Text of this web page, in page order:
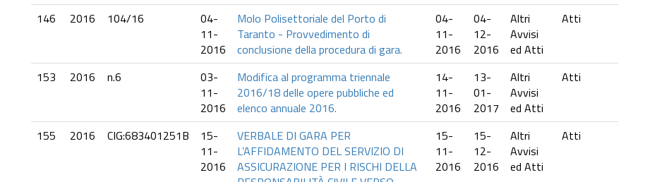
146 2016 104/16
04-
11-
2016
Molo Polisettoriale del Porto di
Taranto - Provvedimento di
conclusione della procedura di gara.
04-
11-
2016
04-
12-
2016
Altri
Avvisi
ed Atti
Atti
153 2016 n.6
03-
11-
2016
Modifica al programma triennale
2016/18 delle opere pubbliche ed
elenco annuale 2016.
14-
11-
2016
13-
01-
2017
Altri
Avvisi
ed Atti
Atti
155 2016 CIG:683401251B
15-
11-
2016
VERBALE DI GARA PER
L’AFFIDAMENTO DEL SERVIZIO DI
ASSICURAZIONE PER I RISCHI DELLA
15-
11-
2016
15-
12-
2016
Altri
Avvisi
ed Atti
Atti